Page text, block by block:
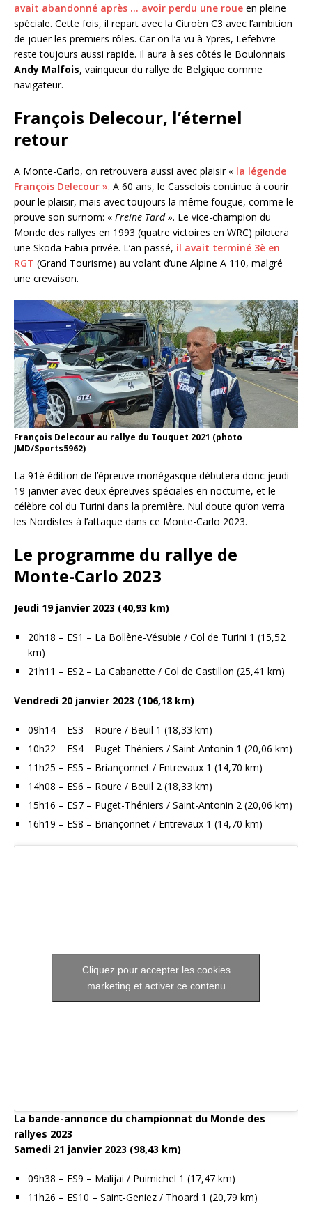
avait abandonné après … avoir perdu une roue en pleine
spéciale. Cette fois, il repart avec la Citroën C3 avec l’ambition
de jouer les premiers rôles. Car on l’a vu à Ypres, Lefebvre
reste toujours aussi rapide. Il aura à ses côtés le Boulonnais
Andy Malfois, vainqueur du rallye de Belgique comme
navigateur.
François Delecour, l’éternel
retour
A Monte-Carlo, on retrouvera aussi avec plaisir « la légende
François Delecour ». A 60 ans, le Casselois continue à courir
pour le plaisir, mais avec toujours la même fougue, comme le
prouve son surnom: « Freine Tard ». Le vice-champion du
Monde des rallyes en 1993 (quatre victoires en WRC) pilotera
une Skoda Fabia privée. L’an passé, il avait terminé 3è en
RGT (Grand Tourisme) au volant d’une Alpine A 110, malgré
une crevaison.
François Delecour au rallye du Touquet 2021 (photo
JMD/Sports5962)
La 91è édition de l’épreuve monégasque débutera donc jeudi
19 janvier avec deux épreuves spéciales en nocturne, et le
célèbre col du Turini dans la première. Nul doute qu’on verra
les Nordistes à l’attaque dans ce Monte-Carlo 2023.
Le programme du rallye de
Monte-Carlo 2023
Jeudi 19 janvier 2023 (40,93 km)
20h18 – ES1 – La Bollène-Vésubie / Col de Turini 1 (15,52
km)
21h11 – ES2 – La Cabanette / Col de Castillon (25,41 km)
Vendredi 20 janvier 2023 (106,18 km)
09h14 – ES3 – Roure / Beuil 1 (18,33 km)
10h22 – ES4 – Puget-Théniers / Saint-Antonin 1 (20,06 km)
11h25 – ES5 – Briançonnet / Entrevaux 1 (14,70 km)
14h08 – ES6 – Roure / Beuil 2 (18,33 km)
15h16 – ES7 – Puget-Théniers / Saint-Antonin 2 (20,06 km)
16h19 – ES8 – Briançonnet / Entrevaux 1 (14,70 km)
Cliquez pour accepter les cookies
marketing et activer ce contenu
La bande-annonce du championnat du Monde des
rallyes 2023
Samedi 21 janvier 2023 (98,43 km)
09h38 – ES9 – Malijai / Puimichel 1 (17,47 km)
11h26 – ES10 – Saint-Geniez / Thoard 1 (20,79 km)